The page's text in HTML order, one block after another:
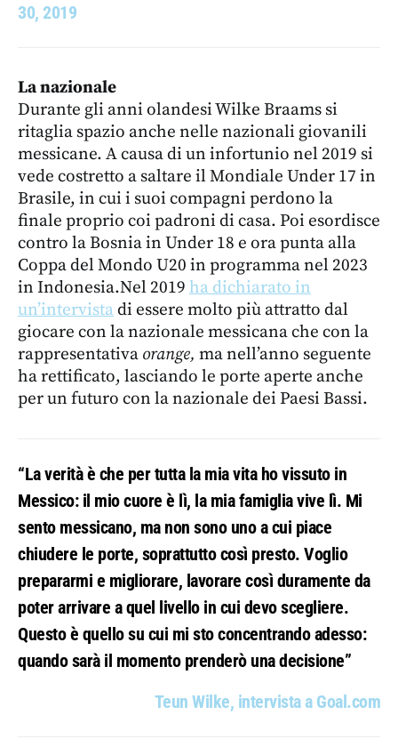
30, 2019
La nazionale
Durante gli anni olandesi Wilke Braams si
ritaglia spazio anche nelle nazionali giovanili
messicane. A causa di un infortunio nel 2019 si
vede costretto a saltare il Mondiale Under 17 in
Brasile, in cui i suoi compagni perdono la
finale proprio coi padroni di casa. Poi esordisce
contro la Bosnia in Under 18 e ora punta alla
Coppa del Mondo U20 in programma nel 2023
in Indonesia.Nel 2019 ha dichiarato in
un’intervistadi essere molto più attratto dal
giocare con la nazionale messicana che con la
rappresentativa orange, ma nell’anno seguente
ha rettificato, lasciando le porte aperte anche
per un futuro con la nazionale dei Paesi Bassi.
“La verità è che per tutta la mia vita ho vissuto in
Messico: il mio cuore è lì, la mia famiglia vive lì. Mi
sento messicano, ma non sono uno a cui piace
chiudere le porte, soprattutto così presto. Voglio
prepararmi e migliorare, lavorare così duramente da
poter arrivare a quel livello in cui devo scegliere.
Questo è quello su cui mi sto concentrando adesso:
quando sarà il momento prenderò una decisione”
Teun Wilke, intervista a Goal.com